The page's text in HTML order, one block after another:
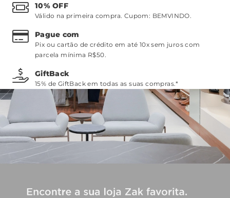
10% OFF
Válido na primeira compra. Cupom: BEMVINDO.
Pague com
Pix ou cartão de crédito em até 10x sem juros com
parcela mínima R$50.
GiftBack
15% de GiftBack em todas as suas compras.*